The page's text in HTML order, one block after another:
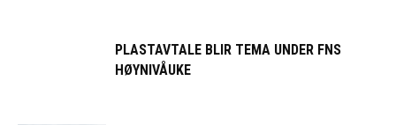
PLASTAVTALE BLIR TEMA UNDER FNS
HØYNIVÅUKE